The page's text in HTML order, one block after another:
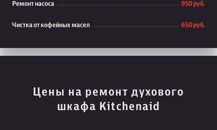
Ремонт насоса 950 руб.
Чистка от кофейных масел 650 руб.
Цены на ремонт духового
шкафа Kitchenaid